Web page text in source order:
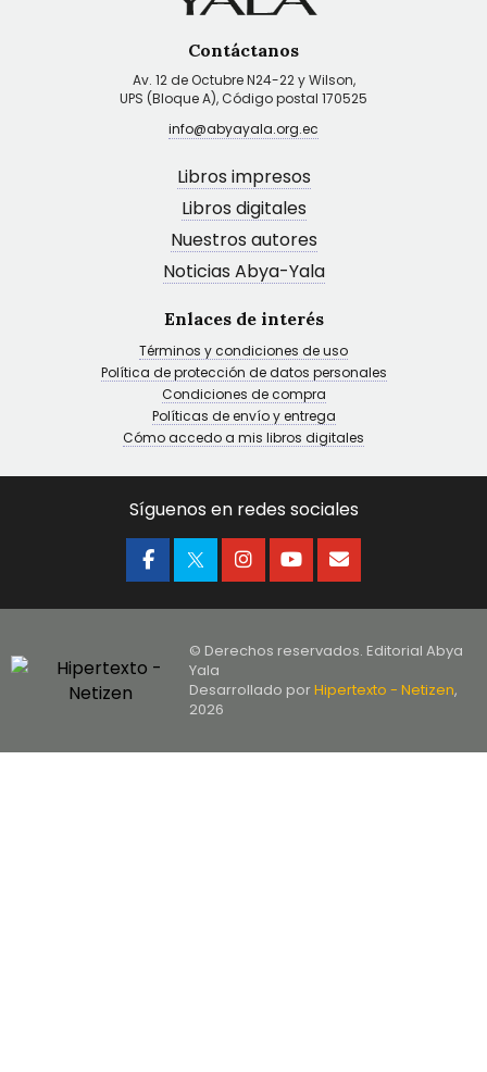
Contáctanos
Av. 12 de Octubre N24-22 y Wilson,
UPS (Bloque A), Código postal 170525
info@abyayala.org.ec
Libros impresos
Libros digitales
Nuestros autores
Noticias Abya-Yala
Enlaces de interés
Términos y condiciones de uso
Política de protección de datos personales
Condiciones de compra
Políticas de envío y entrega
Cómo accedo a mis libros digitales
Síguenos en redes sociales
© Derechos reservados. Editorial Abya
Yala
Desarrollado porHipertexto - Netizen,
2026